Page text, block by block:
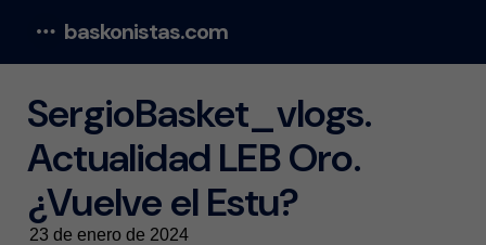
baskonistas.com
SergioBasket_vlogs.
Actualidad LEB Oro.
¿Vuelve el Estu?
23 de enero de 2024